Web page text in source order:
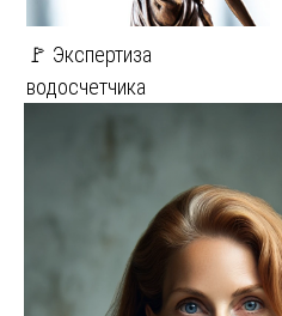
🚩 Экспертиза
водосчетчика